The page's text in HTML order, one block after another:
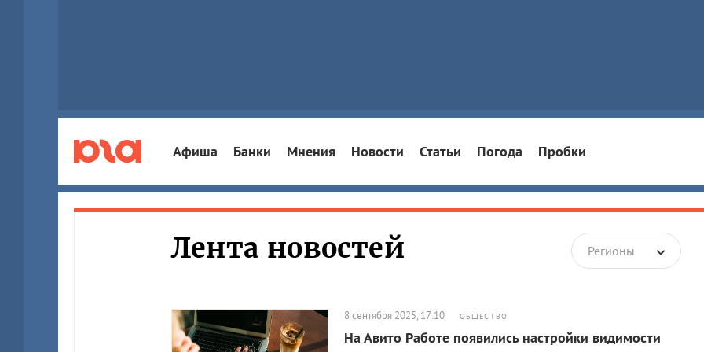
Афиша Банки Мнения Новости Статьи Погода Пробки
Лента новостей Регионы
8 сентября 2025, 17:10 ОБЩЕСТВО
На Авито Работе появились настройки видимости